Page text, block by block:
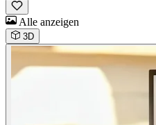
Alle anzeigen
3D